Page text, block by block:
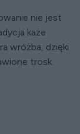
nie jest
każe
wróżba, dzięki
trosk.